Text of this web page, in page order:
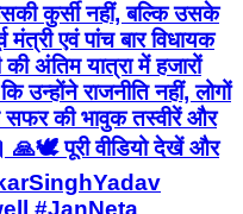
कुर्सी नहीं, बल्कि उसके
एवं पांच बार विधायक
अंतिम यात्रा में हजारों
उन्होंने राजनीति नहीं, लोगों
की भावुक तस्वीरें और
पूरी वीडियो देखें और
#JanNeta